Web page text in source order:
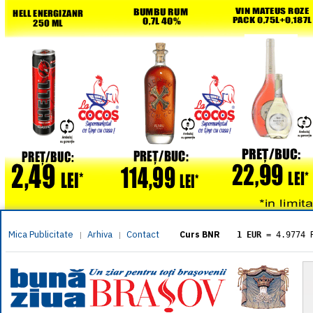
Mica Publicitate | Arhiva | Contact Curs BNR 1 EUR = 4.9774
= 5.8304
1 XAU= 464.4611
1 AED= 1.1933
1 AUD= 2.7957
1 BGN= 2.5449